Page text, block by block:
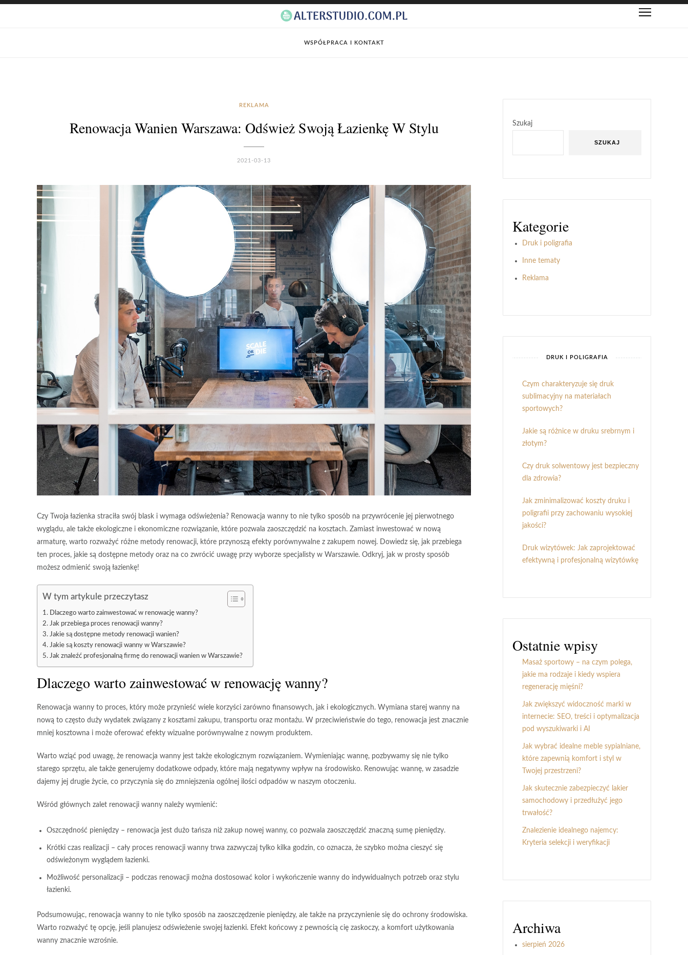
WSPÓŁPRACA I KONTAKT
REKLAMA
Renowacja Wanien Warszawa: Odśwież Swoją Łazienkę W Stylu
2021-03-13
Czy Twoja łazienka straciła swój blask i wymaga odświeżenia? Renowacja wanny to nie tylko sposób na przywrócenie jej pierwotnego
wyglądu, ale także ekologiczne i ekonomiczne rozwiązanie, które pozwala zaoszczędzić na kosztach. Zamiast inwestować w nową
armaturę, warto rozważyć różne metody renowacji, które przynoszą efekty porównywalne z zakupem nowej. Dowiedz się, jak przebiega
ten proces, jakie są dostępne metody oraz na co zwrócić uwagę przy wyborze specjalisty w Warszawie. Odkryj, jak w prosty sposób
możesz odmienić swoją łazienkę!
W tym artykule przeczytasz
Dlaczego warto zainwestować w renowację wanny?
Jak przebiega proces renowacji wanny?
Jakie są dostępne metody renowacji wanien?
Jakie są koszty renowacji wanny w Warszawie?
Jak znaleźć profesjonalną firmę do renowacji wanien w Warszawie?
Dlaczego warto zainwestować w renowację wanny?
Renowacja wanny to proces, który może przynieść wiele korzyści zarówno finansowych, jak i ekologicznych. Wymiana starej wanny na
nową to często duży wydatek związany z kosztami zakupu, transportu oraz montażu. W przeciwieństwie do tego, renowacja jest znacznie
mniej kosztowna i może oferować efekty wizualne porównywalne z nowym produktem.
Warto wziąć pod uwagę, że renowacja wanny jest także ekologicznym rozwiązaniem. Wymieniając wannę, pozbywamy się nie tylko
starego sprzętu, ale także generujemy dodatkowe odpady, które mają negatywny wpływ na środowisko. Renowując wannę, w zasadzie
dajemy jej drugie życie, co przyczynia się do zmniejszenia ogólnej ilości odpadów w naszym otoczeniu.
Wśród głównych zalet renowacji wanny należy wymienić:
Oszczędność pieniędzy – renowacja jest dużo tańsza niż zakup nowej wanny, co pozwala zaoszczędzić znaczną sumę pieniędzy.
Krótki czas realizacji – cały proces renowacji wanny trwa zazwyczaj tylko kilka godzin, co oznacza, że szybko można cieszyć się
odświeżonym wyglądem łazienki.
Możliwość personalizacji – podczas renowacji można dostosować kolor i wykończenie wanny do indywidualnych potrzeb oraz stylu
łazienki.
Podsumowując, renowacja wanny to nie tylko sposób na zaoszczędzenie pieniędzy, ale także na przyczynienie się do ochrony środowiska.
Warto rozważyć tę opcję, jeśli planujesz odświeżenie swojej łazienki. Efekt końcowy z pewnością cię zaskoczy, a komfort użytkowania
wanny znacznie wzrośnie.
Szukaj
SZUKAJ
Kategorie
Druk i poligrafia
Inne tematy
Reklama
DRUK I POLIGRAFIA
Czym charakteryzuje się druk
sublimacyjny na materiałach
sportowych?
Jakie są różnice w druku srebrnym i
złotym?
Czy druk solwentowy jest bezpieczny
dla zdrowia?
Jak zminimalizować koszty druku i
poligrafii przy zachowaniu wysokiej
jakości?
Druk wizytówek: Jak zaprojektować
efektywną i profesjonalną wizytówkę
Ostatnie wpisy
Masaż sportowy – na czym polega,
jakie ma rodzaje i kiedy wspiera
regenerację mięśni?
Jak zwiększyć widoczność marki w
internecie: SEO, treści i optymalizacja
pod wyszukiwarki i AI
Jak wybrać idealne meble sypialniane,
które zapewnią komfort i styl w
Twojej przestrzeni?
Jak skutecznie zabezpieczyć lakier
samochodowy i przedłużyć jego
trwałość?
Znalezienie idealnego najemcy:
Kryteria selekcji i weryfikacji
Archiwa
sierpień 2026